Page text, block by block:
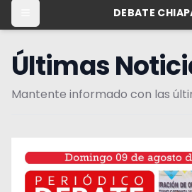
DEBATE
Últimas
Mantente informado con las